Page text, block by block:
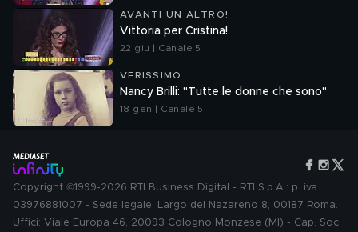
AVANTI UN ALTRO!
Vittoria per Cristina!
22 giu | Canale 5
VERISSIMO
Nancy Brilli: "Tutte le donne che sono"
18 gen | Canale 5
Copyright ©1999-2026 RTI Business Digital - RTI S.p.A.: p. iva
03976881007 - Sede legale: Largo del Nazareno 8, 00187 Roma.
Uffici: Viale Europa 46, 20093 Cologno Monzese (MI) - Cap. Soc.